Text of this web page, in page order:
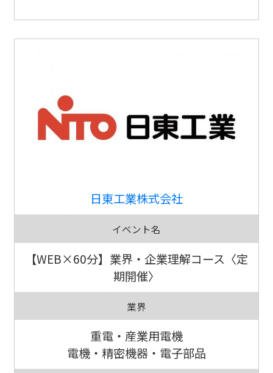
日東工業株式会社
イベント名
【WEB×60分】業界・企業理解コース〈定
期開催〉
業界
重電・産業用電機
電機・精密機器・電子部品